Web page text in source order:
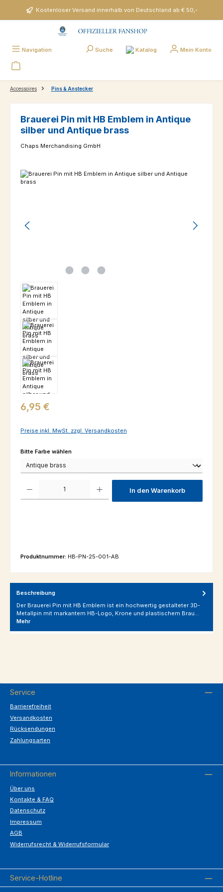
Zum Hauptinhalt springenKostenloser Versand innerhalb von Deutschland ab € 50,-
Navigation Suche Katalog Mein Konto
Accessoires Pins & Anstecker
Brauerei Pin mit HB Emblem in Antique
silber und Antique brass
Chaps Merchandising GmbH
Bildergalerie überspringen
Regulärer Preis:
6,95 €
Preise inkl. MwSt. zzgl. Versandkosten
Bitte Farbe wählenauswählen
Produkt Anzahl: Gib den gewünschten Wert ein oder benutze die
In den Warenkorb
Produktnummer: HB-PN-25-001-AB
Beschreibung
Der Brauerei Pin mit HB Emblem ist ein hochwertig gestalteter 3D-
Metallpin mit markantem HB-Logo, Krone und plastischem Brau…
Mehr
Service
Barrierefreiheit
Versandkosten
Rücksendungen
Zahlungsarten
Informationen
Über uns
Kontakte & FAQ
Datenschutz
Impressum
AGB
Widerrufsrecht & Widerrufsformular
Service-Hotline